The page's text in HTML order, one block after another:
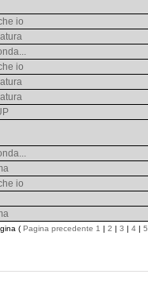
io
io
io
( Pagina precedente 1 | 2 | 3 | 4 | 5